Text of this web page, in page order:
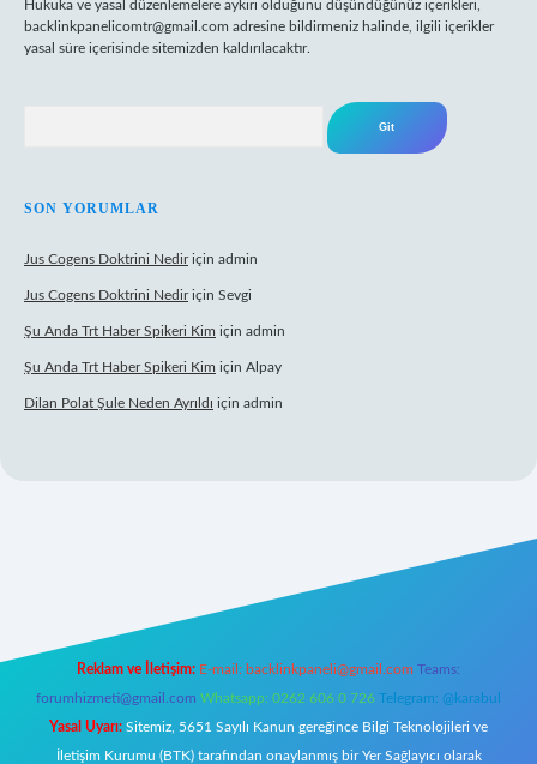
Hukuka ve yasal düzenlemelere aykırı olduğunu düşündüğünüz içerikleri,
backlinkpanelicomtr@gmail.com adresine bildirmeniz halinde, ilgili içerikler
yasal süre içerisinde sitemizden kaldırılacaktır.
SON YORUMLAR
Jus Cogens Doktrini Nediriçin admin
Jus Cogens Doktrini Nediriçin Sevgi
Şu Anda Trt Haber Spikeri Kim için admin
Şu Anda Trt Haber Spikeri Kim için Alpay
Dilan Polat Şule Neden Ayrıldı için admin
Reklam ve İletişim: E-mail: backlinkpaneli@gmail.com Teams:
forumhizmeti@gmail.com Whatsapp: 0262 606 0 726 Telegram: @karabul
Yasal Uyarı: Sitemiz, 5651 Sayılı Kanun gereğince Bilgi Teknolojileri ve
İletişim Kurumu (BTK) tarafından onaylanmış bir Yer Sağlayıcı olarak